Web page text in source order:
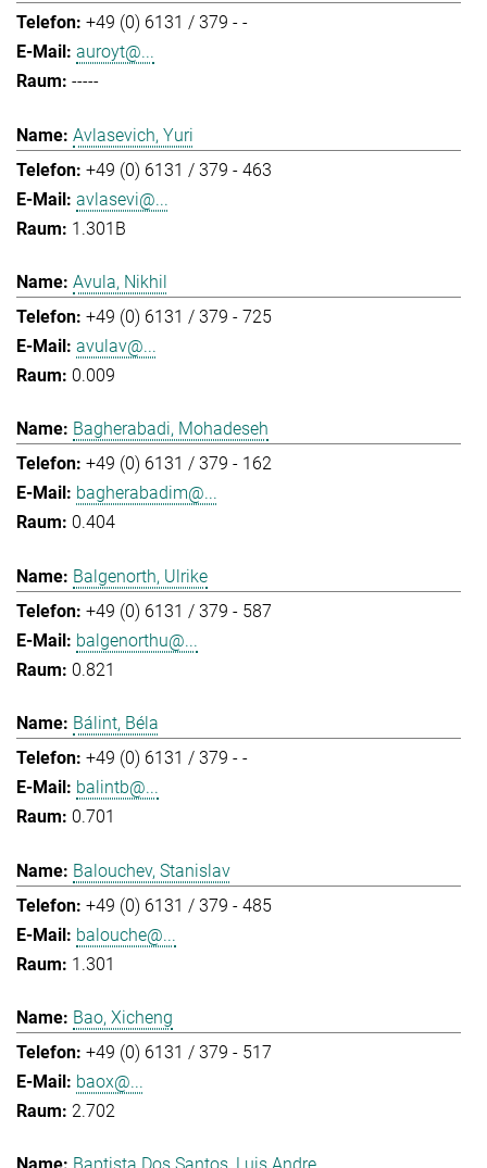
+49 (0) 6131 / 379 - -
auroyt@...
-----
Avlasevich, Yuri
+49 (0) 6131 / 379 - 463
avlasevi@...
1.301B
Avula, Nikhil
+49 (0) 6131 / 379 - 725
avulav@...
0.009
Bagherabadi, Mohadeseh
+49 (0) 6131 / 379 - 162
bagherabadim@...
0.404
Balgenorth, Ulrike
+49 (0) 6131 / 379 - 587
balgenorthu@...
0.821
Bálint, Béla
+49 (0) 6131 / 379 - -
balintb@...
0.701
Balouchev, Stanislav
+49 (0) 6131 / 379 - 485
balouche@...
1.301
Bao, Xicheng
+49 (0) 6131 / 379 - 517
baox@...
2.702